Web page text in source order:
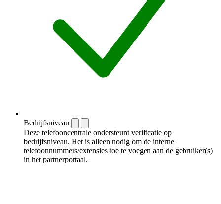
Bedrijfsniveau
Deze telefooncentrale ondersteunt verificatie op
bedrijfsniveau. Het is alleen nodig om de interne
telefoonnummers/extensies toe te voegen aan de gebruiker(s)
in het partnerportaal.